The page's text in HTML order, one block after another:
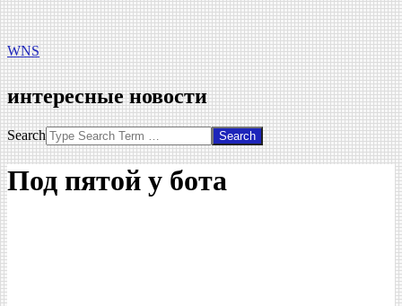
WNS
интересные новости
Search
Под пятой у бота